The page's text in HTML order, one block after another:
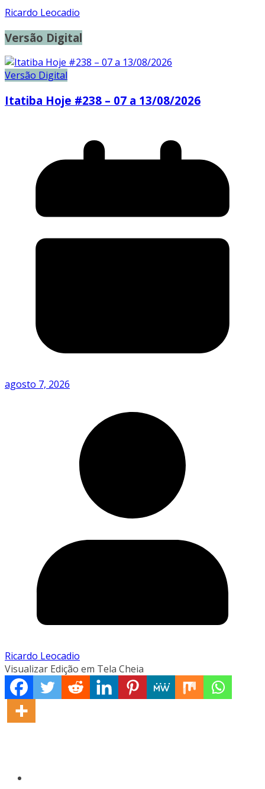
Ricardo Leocadio
Versão Digital
Versão Digital
Itatiba Hoje #238 – 07 a 13/08/2026
agosto 7, 2026
Ricardo Leocadio
Visualizar Edição em Tela Cheia